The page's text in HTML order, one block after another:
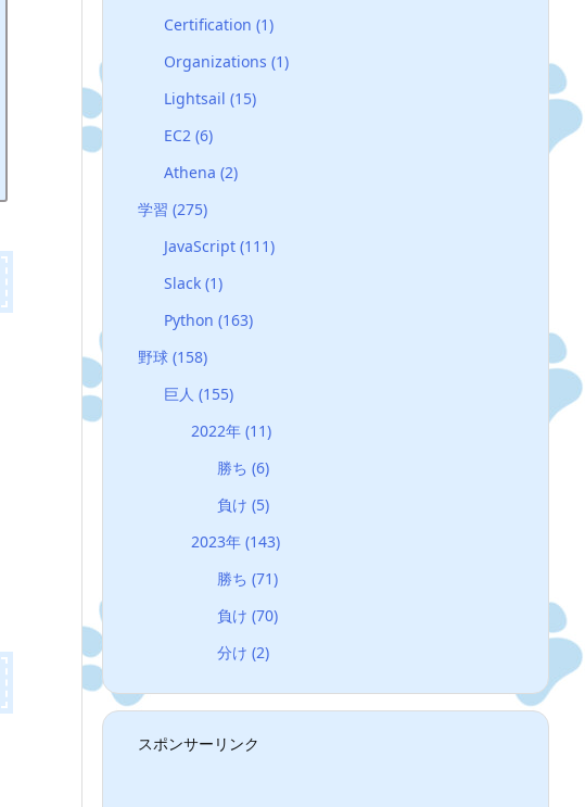
Certification(1)
Organizations(1)
Lightsail(15)
EC2(6)
Athena(2)
学習 (275)
JavaScript(111)
Slack(1)
Python(163)
野球 (158)
巨人(155)
2022年 (11)
勝ち(6)
負け(5)
2023年 (143)
勝ち(71)
負け(70)
分け(2)
スポンサーリンク